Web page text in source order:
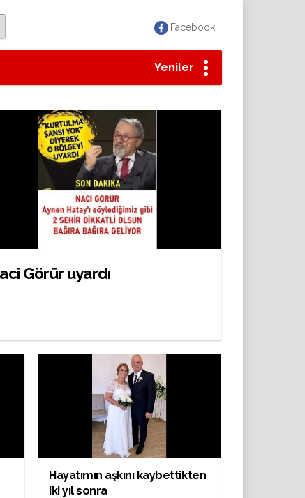
Facebook
Yeniler
Görür uyardı
Hayatımın aşkını kaybettikten
iki yıl sonra